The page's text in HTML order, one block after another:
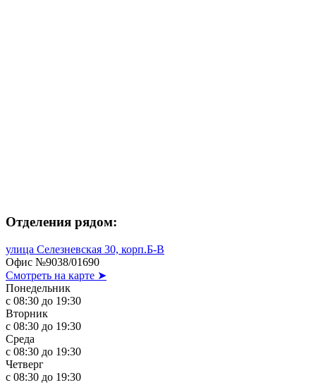
Отделения рядом:
улица Селезневская 30, корп.Б-В
Офис №9038/01690
Смотреть на карте ➤
Понедельник
с 08:30 до 19:30
Вторник
с 08:30 до 19:30
Среда
с 08:30 до 19:30
Четверг
с 08:30 до 19:30